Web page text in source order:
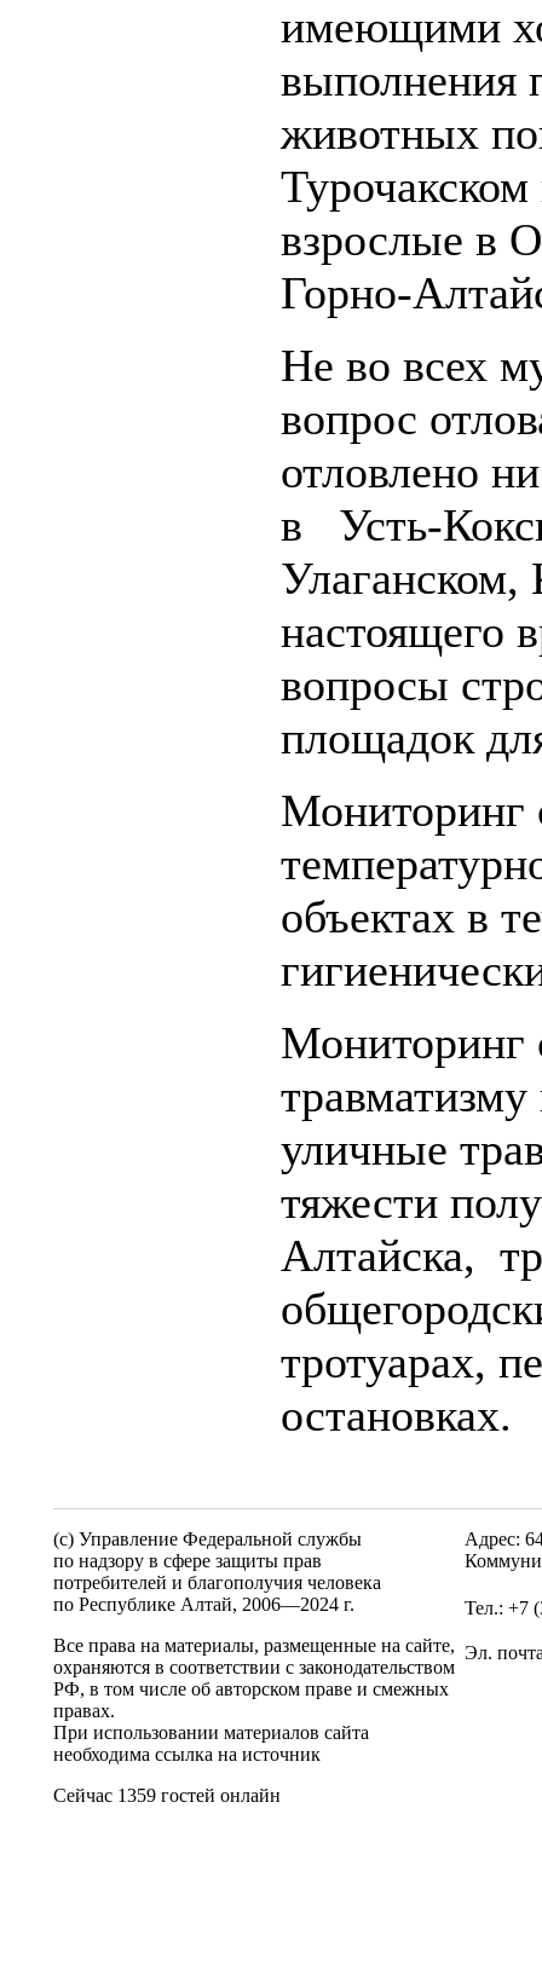
имеющими
выполнения
животных
взрослые в
Горно-
Не во всех
вопрос
отловлено
в Усть-
настоящего
вопросы
площадок
Мониторинг
объектах в
Мониторинг
уличные
тяжести
Алтайска,
тротуарах,
остановках.
(c) Управление Федеральной службы
по надзору в сфере защиты прав
потребителей и благополучия человека
по Республике Алтай, 2006—2024 г.
Все права на материалы, размещенные на сайте,
охраняются в соответствии с законодательством
РФ, в том числе об авторском праве и смежных
правах.
При использовании материалов сайта
необходима ссылка на источник
Сейчас 1359 гостей онлайн
Адрес:
Тел.: +7
Эл.